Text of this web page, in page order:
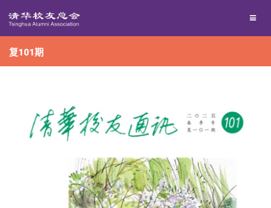
清华人物
清华故事
青春风采
校友服务
终身学习
信息化服务
校友总会
总会简介
关闭
复101期